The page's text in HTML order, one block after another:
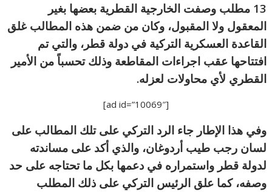
13 مطلب وصفت الخارجية القطرية بعضها بغير
المعقول ولا المقبول، وكان من ضمن هذه المطالب غلق
القاعدة العسكرية التركية في دولة قطر، والتي تم
افتتاحها عقب اجراءات المقاطعة وذلك تحسباً من الأمير
القطري لأي محاولات لعزله.
[ad id=”10069″]
وفي هذا الإطار جاء الرد التركي على تلك المطالب على
لسان رجب طيب أردوغان، والذي أكد على مساندته
لدولة قطر واستمراره في دعمها بكل ما تحتاجه على حد
وصفه، كما علق الرئيس التركي على ذلك المطلب